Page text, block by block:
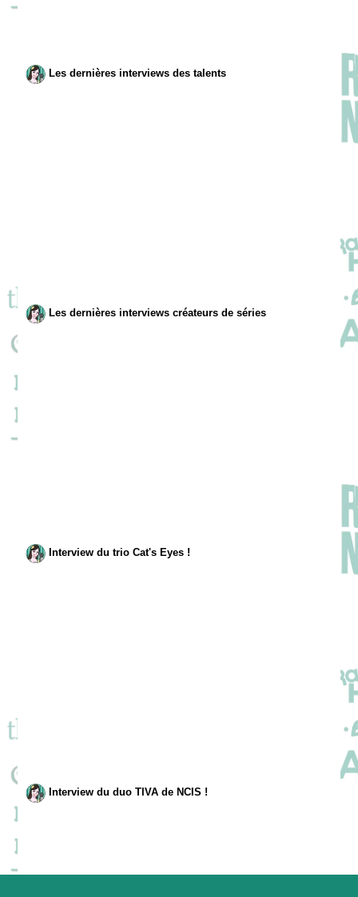
Les dernières interviews des talents
Les dernières interviews créateurs de séries
Interview du trio Cat's Eyes !
Interview du duo TIVA de NCIS !